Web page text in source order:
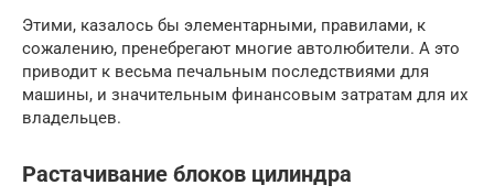
Этими, казалось бы элементарными, правилами, к
сожалению, пренебрегают многие автолюбители. А это
приводит к весьма печальным последствиями для
машины, и значительным финансовым затратам для их
владельцев.
Растачивание блоков цилиндра